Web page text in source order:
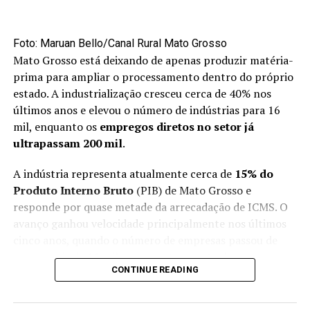
Mercado externo concentra
oportunidades no primeiro semestre
Apesar do avanço das exportações, a maior parte da
produção brasileira de maçãs ainda permanece no
mercado interno. Cerca de 90% da fruta produzida no
país é destinada ao consumidor brasileiro.
O primeiro semestre é considerado uma janela
estratégica para as vendas externas porque coincide
com o período de entressafra do hemisfério norte,
“No segundo semestre, a gente foca basicamente no
Foto: Maruan Bello/Canal Rural Mato Grosso
Mato Grosso está deixando de apenas produzir matéria-
prima para ampliar o processamento dentro do próprio
estado. A industrialização cresceu cerca de 40% nos
últimos anos e elevou o número de indústrias para 16
mil, enquanto osempregos diretos no setor já
ultrapassam 200 mil.
A indústria representa atualmente cerca de 15% do
Produto Interno Bruto(PIB) de Mato Grosso e
responde por quase metade da arrecadação de ICMS. O
avanço ganhou velocidade principalmente nos últimos
pouco mais de 11 mil para o patamar atual.
2026. A expansão ocorre em diferentes regiões e começa
CONTINUE READING